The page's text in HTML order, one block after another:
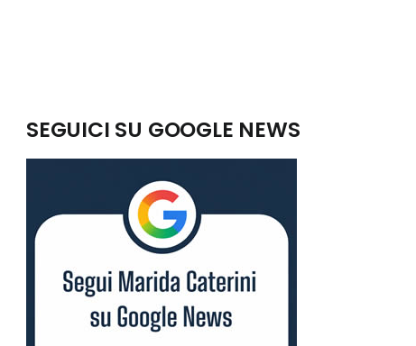
SEGUICI SU GOOGLE NEWS